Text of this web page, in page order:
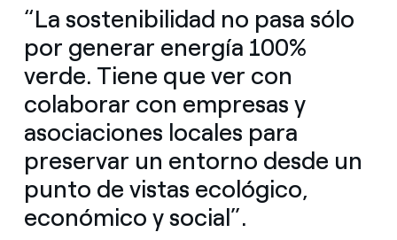
“La sostenibilidad no pasa sólo
por generar energía 100%
verde. Tiene que ver con
colaborar con empresas y
asociaciones locales para
preservar un entorno desde un
punto de vistas ecológico,
económico y social”.